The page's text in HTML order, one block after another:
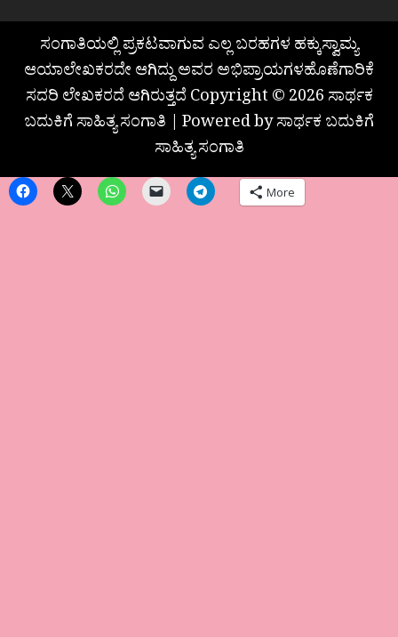
ಸಂಗಾತಿಯಲ್ಲಿ ಪ್ರಕಟವಾಗುವ ಎಲ್ಲ ಬರಹಗಳ ಹಕ್ಕುಸ್ವಾಮ್ಯ
ಆಯಾಲೇಖಕರದೇ ಆಗಿದ್ದು ಅವರ ಅಭಿಪ್ರಾಯಗಳಹೊಣೆಗಾರಿಕೆ
ಸದರಿ ಲೇಖಕರದೆ ಆಗಿರುತ್ತದೆ Copyright © 2026 ಸಾರ್ಥಕ
ಬದುಕಿಗೆ ಸಾಹಿತ್ಯ ಸಂಗಾತಿ | Powered by ಸಾರ್ಥಕ ಬದುಕಿಗೆ
ಸಾಹಿತ್ಯ ಸಂಗಾತಿ
More